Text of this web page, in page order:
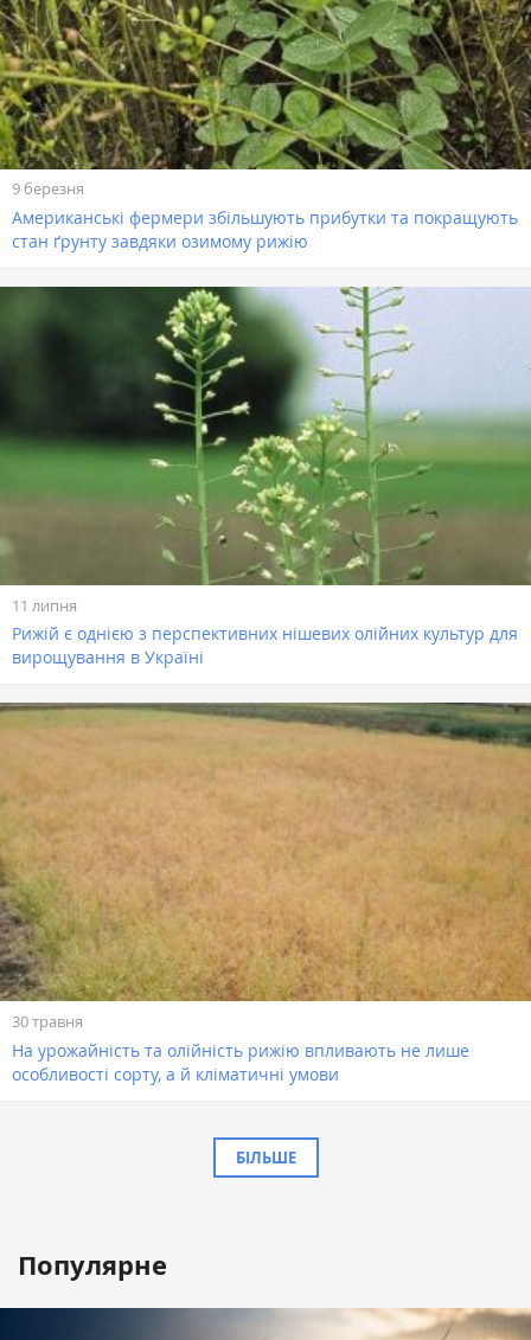
9 березня
Американські фермери збільшують прибутки та покращують
стан ґрунту завдяки озимому рижію
11 липня
Рижій є однією з перспективних нішевих олійних культур для
вирощування в Україні
30 травня
На урожайність та олійність рижію впливають не лише
особливості сорту, а й кліматичні умови
БІЛЬШЕ
Популярне